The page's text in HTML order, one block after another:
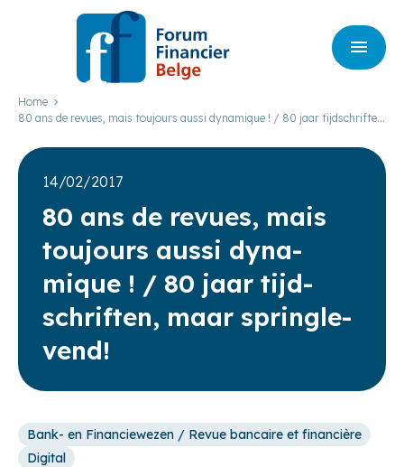
Home
80 ans de revues, mais toujours aussi dynamique ! / 80 jaar tijdschriften,
80 ans de revues, mais
tou­jours aus­si dyna­
mique ! / 80 jaar tijd­
schrif­ten, maar sprin­gle­
vend!
14/02/2017
Bank- en Financiewezen / Revue bancaire et financière
Digital